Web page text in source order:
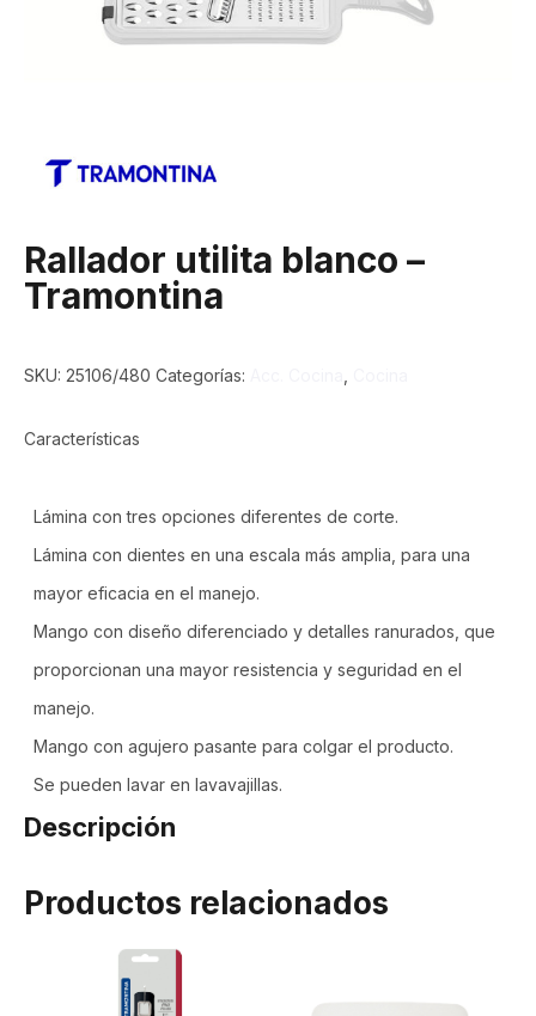
Rallador utilita blanco –
Tramontina
SKU: 25106/480 Categorías:
Características
Lámina con tres opciones diferentes de corte.
Lámina con dientes en una escala más amplia, para una
mayor eficacia en el manejo.
Mango con diseño diferenciado y detalles ranurados, que
proporcionan una mayor resistencia y seguridad en el
manejo.
Mango con agujero pasante para colgar el producto.
Se pueden lavar en lavavajillas.
Descripción
Productos relacionados